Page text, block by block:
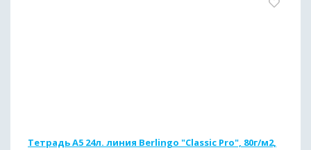
Тетрадь А5 24л. линия Berlingo "Classic Pro", 80г/м2,